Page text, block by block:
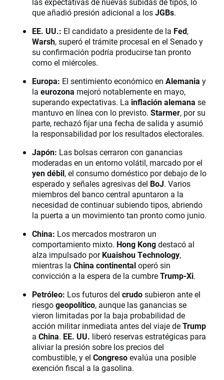
que añadió presión adicional a losJGBs.
EE. UU.: El candidato a presidente de la Fed,
Warsh, superó el trámite procesal en el Senado y
su confirmación podría producirse tan pronto
como el miércoles.
Europa: El sentimiento económico en Alemania y
la eurozona mejoró notablemente en mayo,
superando expectativas. La inflación alemana se
mantuvo en línea con lo previsto. Starmer, por su
parte, rechazó fijar una fecha de salida y asumió
la responsabilidad por los resultados electorales.
Japón: Las bolsas cerraron con ganancias
moderadas en un entorno volátil, marcado por el
yen débil, el consumo doméstico por debajo de lo
esperado y señales agresivas del BoJ. Varios
miembros del banco central apuntaron a la
necesidad de continuar subiendo tipos, abriendo
la puerta a un movimiento tan pronto como junio.
China: Los mercados mostraron un
comportamiento mixto. Hong Kongdestacó al
alza impulsado porKuaishou Technology,
mientras la China continentaloperó sin
convicción a la espera de la cumbreTrump-Xi.
Petróleo: Los futuros del crudosubieron ante el
riesgogeopolítico, aunque las ganancias se
vieron limitadas por la baja probabilidad de
acción militar inmediata antes del viaje deTrump
a China. EE. UU. liberó reservas estratégicas para
aliviar la presión sobre los precios del
combustible, y el Congresoevalúa una posible
exención fiscal a la gasolina.